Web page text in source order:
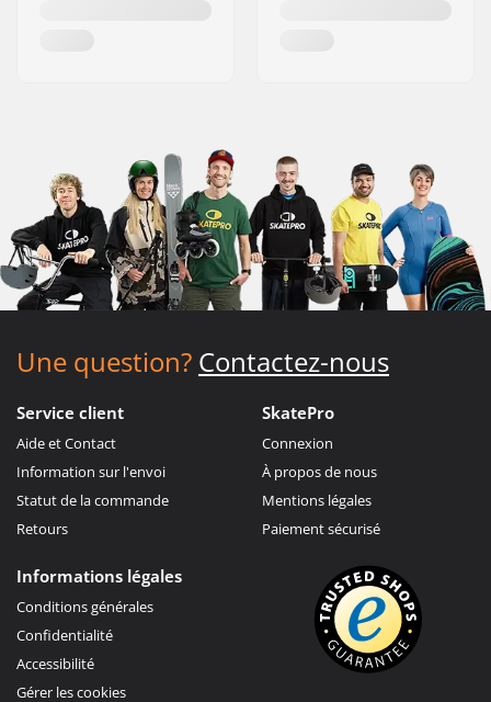
Une question? Contactez-nous
Service client
Aide et Contact
Information sur l'envoi
Statut de la commande
Retours
SkatePro
Connexion
À propos de nous
Mentions légales
Paiement sécurisé
Informations légales
Conditions générales
Confidentialité
Accessibilité
Gérer les cookies